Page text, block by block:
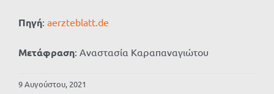
Πηγή: aerzteblatt.de
Μετάφραση: Αναστασία Καραπαναγιώτου
9 Αυγούστου, 2021